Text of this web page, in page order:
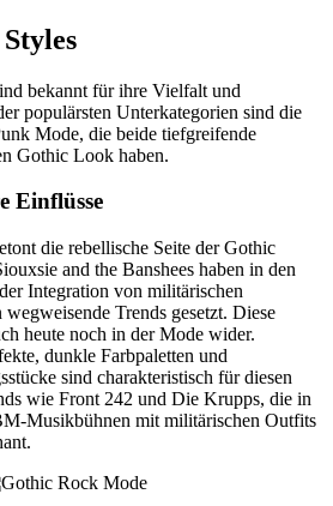
bekannt für ihre Vielfalt und
populärsten Unterkategorien sind die
Mode, die beide tiefgreifende
Gothic Look haben.
Einflüsse
die rebellische Seite der Gothic
and the Banshees haben in den
Integration von militärischen
Trends gesetzt. Diese
heute noch in der Mode wider.
dunkle Farbpaletten und
sind charakteristisch für diesen
wie Front 242 und Die Krupps, die in
Musikbühnen mit militärischen Outfits